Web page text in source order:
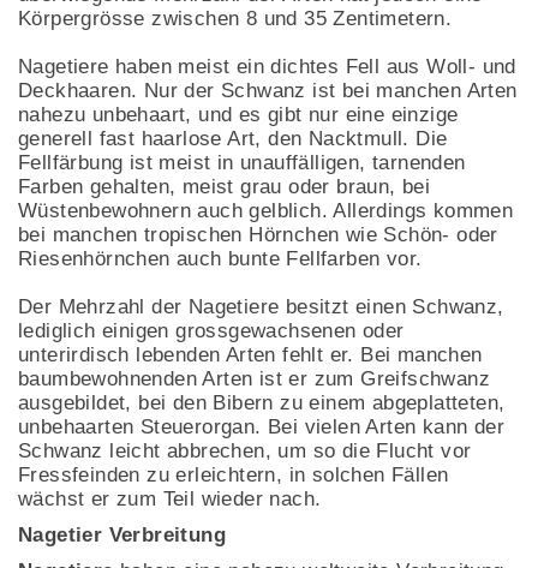
Körpergrösse zwischen 8 und 35 Zentimetern.
Nagetiere haben meist ein dichtes Fell aus Woll- und
Deckhaaren. Nur der Schwanz ist bei manchen Arten
nahezu unbehaart, und es gibt nur eine einzige
generell fast haarlose Art, den Nacktmull. Die
Fellfärbung ist meist in unauffälligen, tarnenden
Farben gehalten, meist grau oder braun, bei
Wüstenbewohnern auch gelblich. Allerdings kommen
bei manchen tropischen Hörnchen wie Schön- oder
Riesenhörnchen auch bunte Fellfarben vor.
Der Mehrzahl der Nagetiere besitzt einen Schwanz,
lediglich einigen grossgewachsenen oder
unterirdisch lebenden Arten fehlt er. Bei manchen
baumbewohnenden Arten ist er zum Greifschwanz
ausgebildet, bei den Bibern zu einem abgeplatteten,
unbehaarten Steuerorgan. Bei vielen Arten kann der
Schwanz leicht abbrechen, um so die Flucht vor
Fressfeinden zu erleichtern, in solchen Fällen
wächst er zum Teil wieder nach.
Nagetier Verbreitung